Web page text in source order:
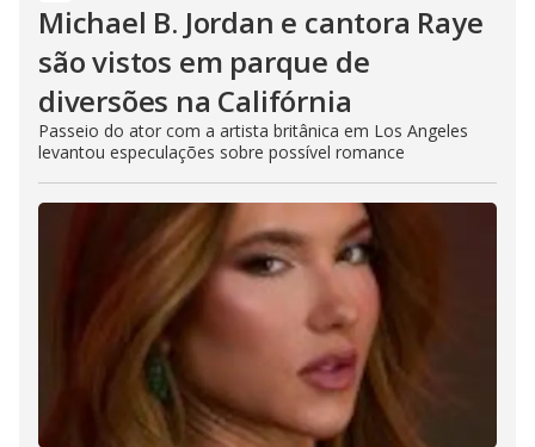
Michael B. Jordan e cantora Raye
são vistos em parque de
diversões na Califórnia
Passeio do ator com a artista britânica em Los Angeles
levantou especulações sobre possível romance